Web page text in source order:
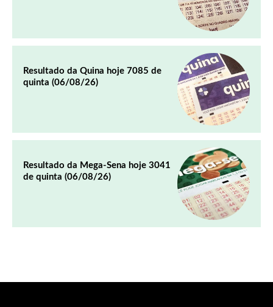
Resultado da Quina hoje 7085 de
quinta (06/08/26)
Resultado da Mega-Sena hoje 3041
de quinta (06/08/26)